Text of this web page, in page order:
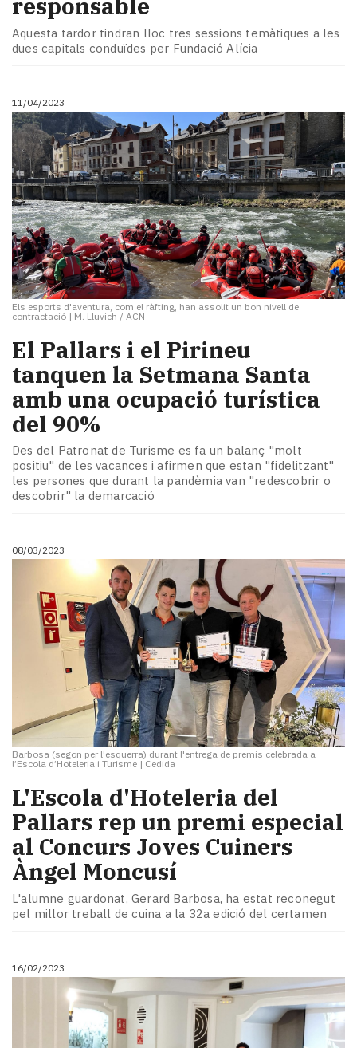
responsable
Aquesta tardor tindran lloc tres sessions temàtiques a les
dues capitals conduïdes per Fundació Alícia
11/04/2023
Els esports d'aventura, com el ràfting, han assolit un bon nivell de
contractació | M. Lluvich / ACN
El Pallars i el Pirineu
tanquen la Setmana Santa
amb una ocupació turística
del 90%
Des del Patronat de Turisme es fa un balanç "molt
positiu" de les vacances i afirmen que estan "fidelitzant"
les persones que durant la pandèmia van "redescobrir o
descobrir" la demarcació
08/03/2023
Barbosa (segon per l'esquerra) durant l'entrega de premis celebrada a
l’Escola d’Hoteleria i Turisme | Cedida
L'Escola d'Hoteleria del
Pallars rep un premi especial
al Concurs Joves Cuiners
Àngel Moncusí
L'alumne guardonat, Gerard Barbosa, ha estat reconegut
pel millor treball de cuina a la 32a edició del certamen
16/02/2023